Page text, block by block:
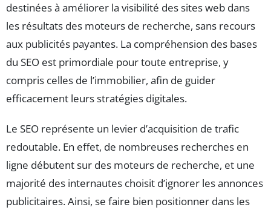
destinées à améliorer la visibilité des sites web dans
les résultats des moteurs de recherche, sans recours
aux publicités payantes. La compréhension des bases
du SEO est primordiale pour toute entreprise, y
compris celles de l’immobilier, afin de guider
efficacement leurs stratégies digitales.
Le SEO représente un levier d’acquisition de trafic
redoutable. En effet, de nombreuses recherches en
ligne débutent sur des moteurs de recherche, et une
majorité des internautes choisit d’ignorer les annonces
publicitaires. Ainsi, se faire bien positionner dans les